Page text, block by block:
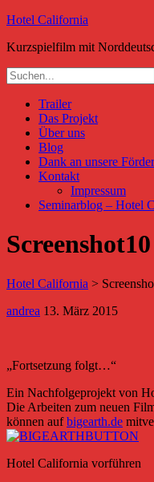
Hotel California
Kurzspielfilm mit
Trailer
Das Projekt
Über uns
Blog
Dank an unsere
Kontakt
Impressum
Seminarblog – Hotel
Screenshot10
Hotel California >
andrea 13. März 2015
„Fortsetzung folgt…“
Ein Nachfolgeprojekt von
Die Arbeiten zum neuen
können aufbigearth.de
Hotel California vorführen